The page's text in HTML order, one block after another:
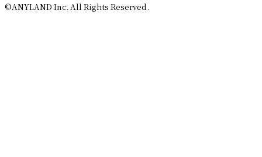
©ANYLAND Inc. All Rights Reserved.